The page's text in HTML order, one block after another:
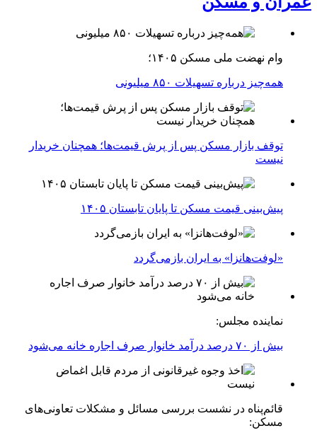
وام نهضت ملی مسکن ۱۴۰۵؛
همه‌چیز درباره تسهیلات ۸۵۰ میلیونی
توقف بازار مسکن پس از پرش قیمت‌ها؛ همچنان خریدار
نیست
پیش‌بینی قیمت مسکن تا پایان تابستان ۱۴۰۵
«لوفت‌هانزا» به ایران بازمی‌گردد
نماینده مجلس:
بیش از ۷۰ درصد درآمد خانوار صرف اجاره خانه می‌شود
قائم‌پناه در نشست بررسی مسائل و مشکلات تعاونی‌های
مسکن: